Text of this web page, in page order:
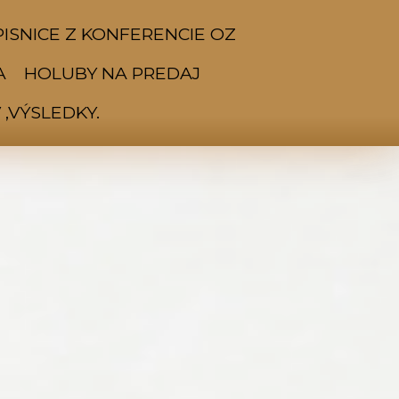
Z KONFERENCIE OZ
HOLUBY NA PREDAJ